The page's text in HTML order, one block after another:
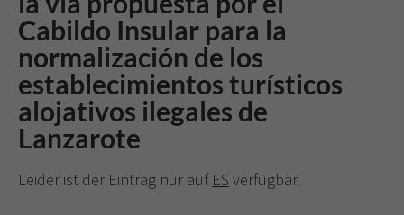
Cabildo Insular para la
normalización de los
establecimientos turísticos
alojativos ilegales de
Lanzarote
Leider ist der Eintrag nur auf ES verfügbar.